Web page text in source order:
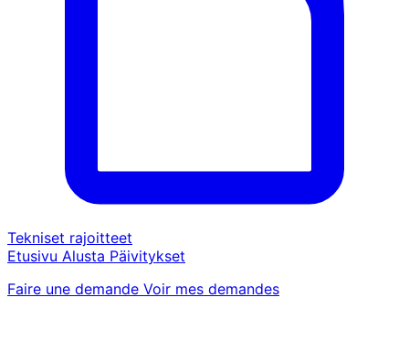
Tekniset rajoitteet
Etusivu Alusta Päivitykset
Faire une demande Voir mes demandes